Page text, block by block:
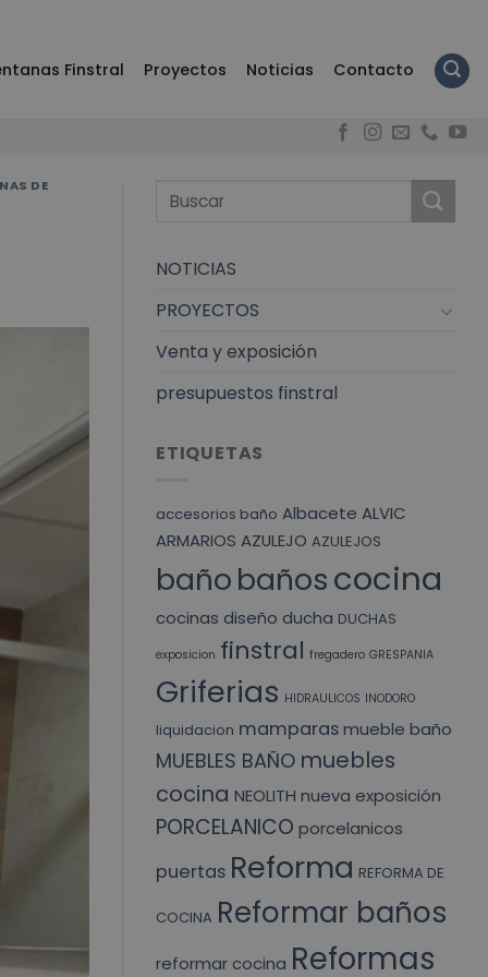
Finstral Proyectos Noticias Contacto
DE
NOTICIAS
PROYECTOS
Venta y exposición
presupuestos finstral
ETIQUETAS
accesorios baño Albacete ALVIC
ARMARIOS AZULEJO AZULEJOS
bañobañoscocina
cocinas diseño ducha DUCHAS
exposicion finstral fregadero GRESPANIA
Griferias HIDRAULICOS INODORO
liquidacion mamparasmueble baño
MUEBLES BAÑO muebles
cocina NEOLITH nueva exposición
PORCELANICO porcelanicos
puertas Reforma REFORMA DE
COCINA Reformar baños
reformar cocina Reformas